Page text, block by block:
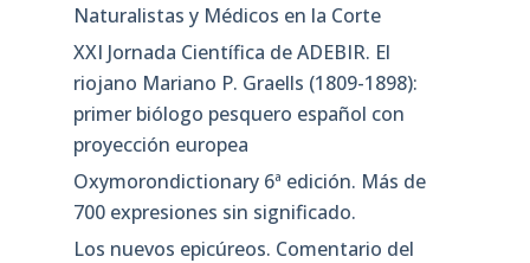
Naturalistas y Médicos en la Corte
XXI Jornada Científica de ADEBIR. El
riojano Mariano P. Graells (1809-1898):
primer biólogo pesquero español con
proyección europea
Oxymorondictionary 6ª edición. Más de
700 expresiones sin significado.
Los nuevos epicúreos. Comentario del